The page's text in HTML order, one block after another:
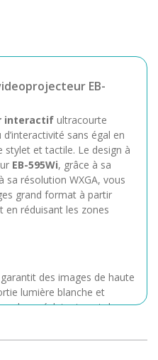
videoprojecteur EB-
interactif ultracourte
sans égal en
et tactile. Le design à
EB-595Wi, grâce à sa
sa résolution WXGA, vous
grand format à partir
en réduisant les zones
des images de haute
lumière blanche et
éclatantes et des
que les principaux